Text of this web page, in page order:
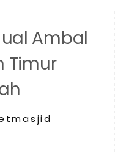
Ambal
Timur